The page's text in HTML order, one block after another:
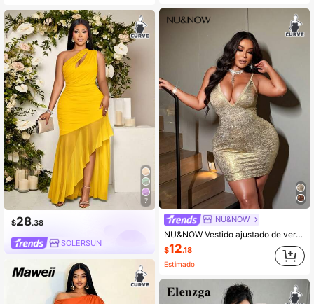
7
$28.38
SOLERSUN
NU&NOW
NU&NOW Vestido ajustado de verano para mujer con escote en V profundo, espalda descubierta y acabado metálico brillante, talla grande. Atuendo sexy y deslumbrante para fiestas, reuniones y citas románticas
$12.18
Estimado